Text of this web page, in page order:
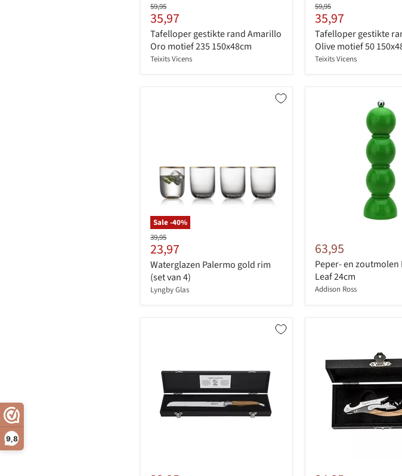
9,8
Originele
prijs
59,95
Huidige
prijs
35,97
Tafelloper gestikte rand Amarillo
Oro motief 235 150x48cm
Teixits Vicens
Originele
prijs
59,95
Huidige
prijs
35,97
Tafelloper gestikte
Olive motief 50
Teixits Vicens
Sale -40%
Originele
prijs
39,95
Huidige
prijs
23,97
Waterglazen Palermo gold rim
(set van 4)
Lyngby Glas
63,95
Peper- en zoutmolen
Leaf 24cm
Addison Ross